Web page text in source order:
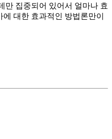
만 집중되어 있어서 얼마나 효
대한 효과적인 방법론만이